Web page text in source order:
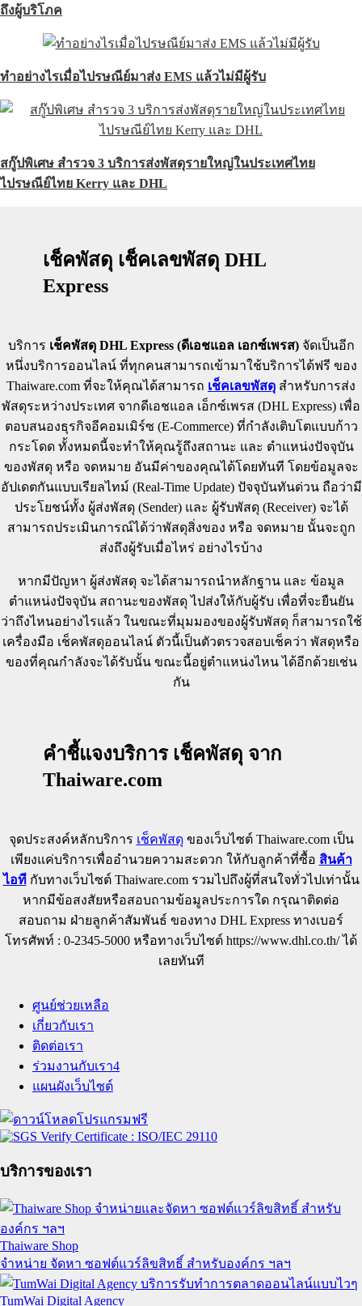
Countdown Clock) บนเว็บไซต์ Thaiware.com
Stopwatch) บนเว็บไซต์ Thaiware.com
วิธีใช้ บริการเช็คความเร็วเน็ต (Speedtest) บน
เว็บไซต์ Thaiware.com
Generator) บนเว็บไซต์ Thaiware.com
ถึงผู้บริโภค
ทำอย่างไรเมื่อไปรษณีย์มาส่ง EMS แล้วไม่มีผู้รับ
สกู๊ปพิเศษ สำรวจ 3 บริการส่งพัสดุรายใหญ่ในประเทศไทย
ไปรษณีย์ไทย Kerry และ DHL
เช็คพัสดุ เช็คเลขพัสดุ DHL
Express
บริการ เช็คพัสดุ DHL Express (ดีเอชแอล เอกซ์เพรส)จัดเป็นอีก
หนึ่งบริการออนไลน์ ที่ทุกคนสามารถเข้ามาใช้บริการได้ฟรี ของ
Thaiware.com ที่จะให้คุณได้สามารถ เช็คเลขพัสดุ สำหรับการส่ง
พัสดุระหว่างประเทศ จากดีเอชแอล เอ็กซ์เพรส (DHL Express) เพื่อ
ตอบสนองธุรกิจอีคอมเมิร์ซ (E-Commerce) ที่กำลังเติบโตแบบก้าว
กระโดด ทั้งหมดนี้จะทำให้คุณรู้ถึงสถานะ และ ตำแหน่งปัจจุบัน
ของพัสดุ หรือ จดหมาย อันมีค่าของคุณได้โดยทันที โดยข้อมูลจะ
อัปเดตกันแบบเรียลไทม์ (Real-Time Update) ปัจจุบันทันด่วน ถือว่ามี
ประโยชน์ทั้ง ผู้ส่งพัสดุ (Sender) และ ผู้รับพัสดุ (Receiver) จะได้
สามารถประเมินการณ์ได้ว่าพัสดุสิ่งของ หรือ จดหมาย นั้นจะถูก
ส่งถึงผู้รับเมื่อไหร่ อย่างไรบ้าง
หากมีปัญหา ผู้ส่งพัสดุ จะได้สามารถนำหลักฐาน และ ข้อมูล
ตำแหน่งปัจจุบัน สถานะของพัสดุ ไปส่งให้กับผู้รับ เพื่อที่จะยืนยัน
ว่าถึงไหนอย่างไรแล้ว ในขณะที่มุมมองของผู้รับพัสดุ ก็สามารถใช้
เครื่องมือ เช็คพัสดุออนไลน์ ตัวนี้เป็นตัวตรวจสอบเช็คว่า พัสดุหรือ
ของที่คุณกำลังจะได้รับนั้น ขณะนี้อยู่ตำแหน่งไหน ได้อีกด้วยเช่น
กัน
คำชี้แจงบริการ เช็คพัสดุ จาก
Thaiware.com
จุดประสงค์หลักบริการ เช็คพัสดุของเว็บไซต์ Thaiware.com เป็น
เพียงแค่บริการเพื่ออำนวยความสะดวก ให้กับลูกค้าที่ซื้อ สินค้า
ไอทีกับทางเว็บไซต์ Thaiware.com รวมไปถึงผู้ที่สนใจทั่วไปเท่านั้น
หากมีข้อสงสัยหรือสอบถามข้อมูลประการใด กรุณาติดต่อ
สอบถาม ฝ่ายลูกค้าสัมพันธ์ ของทาง DHL Express ทางเบอร์
โทรศัพท์ : 0-2345-5000 หรือทางเว็บไซต์ https://www.dhl.co.th/ ได้
เลยทันที
ศูนย์ช่วยเหลือ
เกี่ยวกับเรา
ติดต่อเรา
ร่วมงานกับเรา4
แผนผังเว็บไซต์
บริการของเรา
Thaiware Shop
จำหน่าย จัดหา ซอฟต์แวร์ลิขสิทธิ์ สำหรับองค์กร ฯลฯ
TumWai Digital Agency